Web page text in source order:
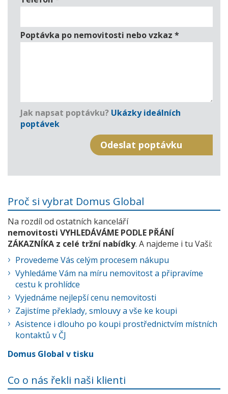
Poptávka po nemovitosti nebo vzkaz *
Jak napsat poptávku? Ukázky ideálních
poptávek
Proč si vybrat Domus Global
Na rozdíl od ostatních kanceláří
nemovitosti VYHLEDÁVÁME PODLE PŘÁNÍ
ZÁKAZNÍKA z celé tržní nabídky. A najdeme i tu Vaši:
Provedeme Vás celým procesem nákupu
Vyhledáme Vám na míru nemovitost a připravíme
cestu k prohlídce
Vyjednáme nejlepší cenu nemovitosti
Zajistíme překlady, smlouvy a vše ke koupi
Asistence i dlouho po koupi prostřednictvím místních
kontaktů v ČJ
Domus Global v tisku
Co o nás řekli naši klienti